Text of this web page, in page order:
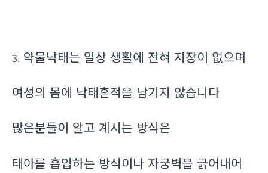
3. 약물낙태는 일상 생활에 전혀 지장이 없으며
여성의 몸에 낙태흔적을 남기지 않습니다
많은분들이 알고 계시는 방식은
태아를 흡입하는 방식이나 자궁벽을 긁어내어